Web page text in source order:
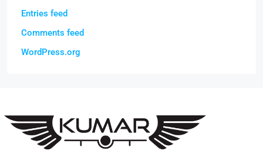
Entries feed
Comments feed
WordPress.org